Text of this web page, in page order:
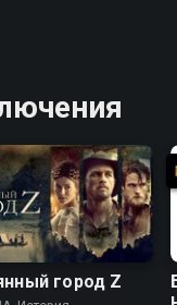
город Z